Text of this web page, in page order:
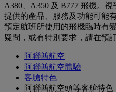
A380、A350 及 B777 飛機。
提供的產品、服務及功能可能
預定航班所使用的飛機臨時有
疑問，或有特別要求，請在預
阿聯酋航空
阿聯酋航空體驗
客艙特色
阿聯酋航空頭等客艙特色